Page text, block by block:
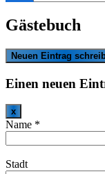
nach:
Gästebuch
Einen neuen
xDieses
Formular
ausblenden
Name *
Stadt